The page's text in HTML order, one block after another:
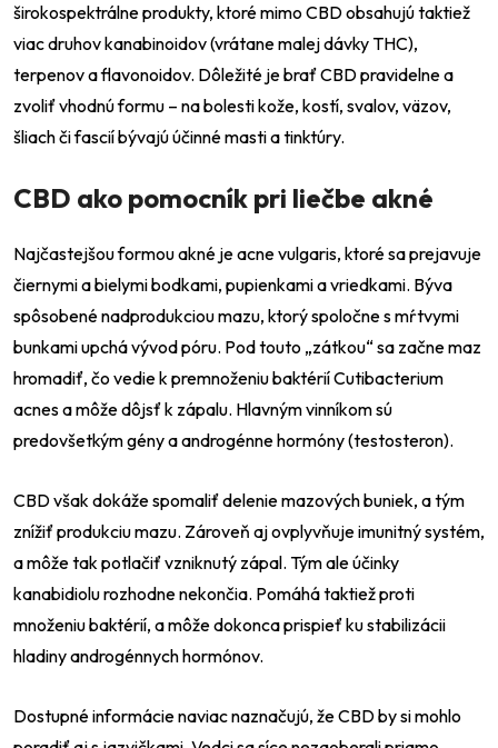
širokospektrálne produkty, ktoré mimo CBD obsahujú taktiež
viac druhov kanabinoidov (vrátane malej dávky THC),
terpenov a flavonoidov. Dôležité je brať CBD pravidelne a
zvoliť vhodnú formu – na bolesti kože, kostí, svalov, väzov,
šliach či fascií bývajú účinné masti a tinktúry.
CBD ako pomocník pri liečbe akné
Najčastejšou formou akné je acne vulgaris, ktoré sa prejavuje
čiernymi a bielymi bodkami, pupienkami a vriedkami. Býva
spôsobené nadprodukciou mazu, ktorý spoločne s mŕtvymi
bunkami upchá vývod póru. Pod touto „zátkou“ sa začne maz
hromadiť, čo vedie k premnoženiu baktérií Cutibacterium
acnes a môže dôjsť k zápalu. Hlavným vinníkom sú
predovšetkým gény a androgénne hormóny (testosteron).
CBD však dokáže spomaliť delenie mazových buniek, a tým
znížiť produkciu mazu. Zároveň aj ovplyvňuje imunitný systém,
a môže tak potlačiť vzniknutý zápal. Tým ale účinky
kanabidiolu rozhodne nekončia. Pomáhá taktiež proti
množeniu baktérií, a môže dokonca prispieť ku stabilizácii
hladiny androgénnych hormónov.
Dostupné informácie naviac naznačujú, že CBD by si mohlo